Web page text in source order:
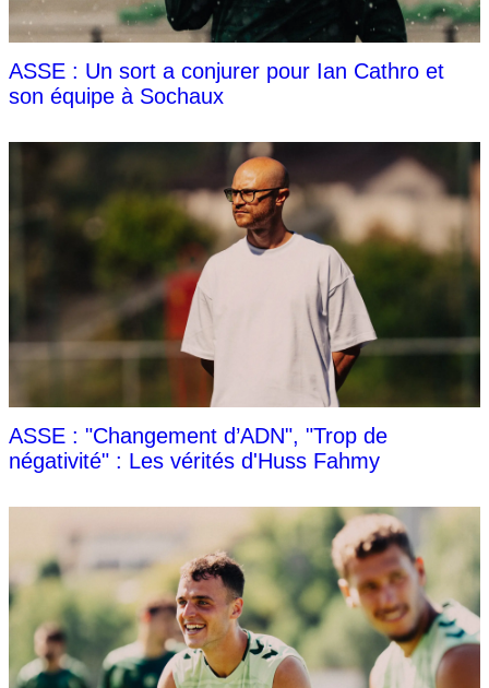
ASSE : Un sort a conjurer pour Ian Cathro et
son équipe à Sochaux
ASSE : "Changement d’ADN", "Trop de
négativité" : Les vérités d'Huss Fahmy